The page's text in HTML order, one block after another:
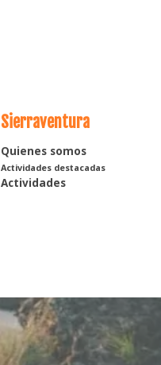
Sierraventura
Quienes somos
Actividades destacadas
Actividades